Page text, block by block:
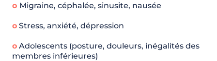
o Migraine, céphalée, sinusite, nausée
o Stress, anxiété, dépression
o Adolescents (posture, douleurs, inégalités des
membres inférieures)